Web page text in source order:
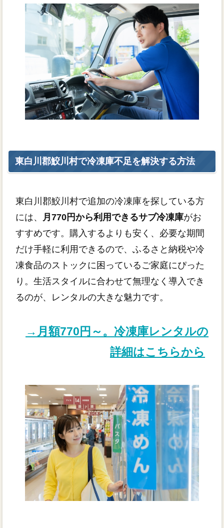
東白川郡鮫川村で冷凍庫不足を解決する方法
東白川郡鮫川村で追加の冷凍庫を探している方
には、
月770円から利用できるサブ冷凍庫がお
すすめです。購入するよりも安く、必要な期間
だけ手軽に利用できるので、ふるさと納税や冷
凍食品のストックに困っているご家庭にぴった
り。生活スタイルに合わせて無理なく導入でき
るのが、レンタルの大きな魅力です。
→月額770円～。冷凍庫レンタルの
詳細はこちらから